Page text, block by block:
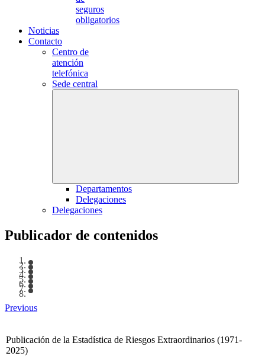
seguros
obligatorios
Noticias
Contacto
Centro de
atención
telefónica
Sede central
Departamentos
Delegaciones
Delegaciones
Publicador de contenidos
Previous
Publicación de la Estadística de Riesgos Extraordinarios (1971-
2025)